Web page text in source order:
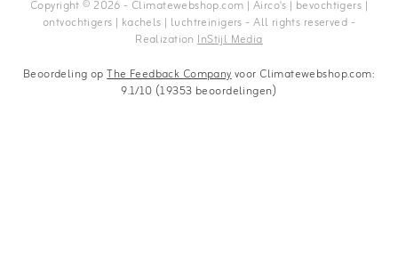
Copyright © 2026 - Climatewebshop.com | Airco's | bevochtigers |
ontvochtigers | kachels | luchtreinigers - All rights reserved -
RealizationInStijl Media
Beoordeling opThe Feedback Companyvoor Climatewebshop.com:
9.1/10 (19353 beoordelingen)